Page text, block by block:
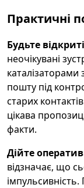
Практичні
Будьте
неочікувані
пошту під
старих
цікава
факти.
Дійте
відзначає, що